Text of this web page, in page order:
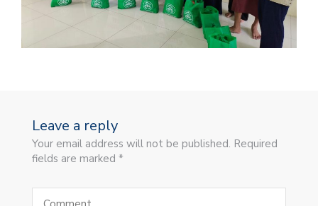
Leave a reply
Your email address will not be published. Required
fields are marked *